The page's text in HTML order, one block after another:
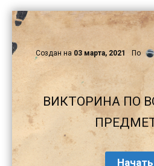
Создан на 03 марта, 2021 По
ВИКТОРИНА ПО